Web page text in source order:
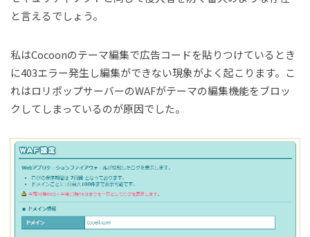
と言えるでしょう。
私はCocoonのテーマ編集で広告コードを貼りつけているとき
に403エラー発生し編集ができない現象がよく起こります。こ
れはロリポップサーバーのWAFがテーマの編集機能をブロッ
クしてしまっているのが原因でした。